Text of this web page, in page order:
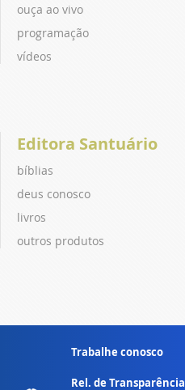
ouça ao vivo
programação
vídeos
Editora Santuário
bíblias
deus conosco
livros
outros produtos
Trabalhe conosco
Rel. de Transparência